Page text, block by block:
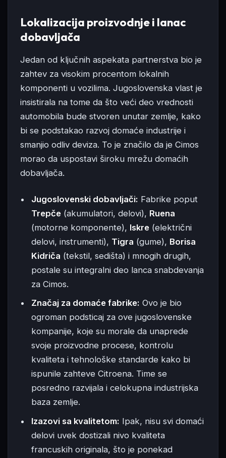
Lokalizacija proizvodnje i lanac
dobavljača
Jedan od ključnih aspekata partnerstva bio je
zahtev za visokim procentom lokalnih
komponenti u vozilima. Jugoslovenska vlast je
insistirala na tome da što veći deo vrednosti
automobila bude stvoren unutar zemlje, kako
bi se podstakao razvoj domaće industrije i
smanjio odliv deviza. To je značilo da je Cimos
morao da uspostavi široku mrežu domaćih
dobavljača.
Jugoslovenski dobavljači: Fabrike poput
Trepče (akumulatori, delovi), Ruena
(motorne komponente), Iskre (električni
delovi, instrumenti), Tigra (gume), Borisa
Kidriča (tekstil, sedišta) i mnogih drugih,
postale su integralni deo lanca snabdevanja
za Cimos.
Značaj za domaće fabrike: Ovo je bio
ogroman podsticaj za ove jugoslovenske
kompanije, koje su morale da unaprede
svoje proizvodne procese, kontrolu
kvaliteta i tehnološke standarde kako bi
ispunile zahteve Citroena. Time se
posredno razvijala i celokupna industrijska
baza zemlje.
Izazovi sa kvalitetom: Ipak, nisu svi domaći
delovi uvek dostizali nivo kvaliteta
francuskih originala, što je ponekad